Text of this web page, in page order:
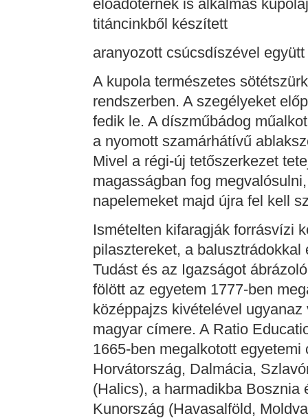
előadótérnek is alkalmas
titáncinkből készített
aranyozott csúcsdíszével
A kupola természetes
rendszerben. A szegélyeket
fedik le. A díszműbádog
a nyomott szamárhátívű
Mivel a régi-új tetőszerkezet
magasságban fog
napelemeket majd újra fel kell
Ismételten kifaragják forrásvízi
pilasztereket, a
Tudást és az Igazságot
fölött az egyetem 1777-ben
középpajzs kivételével
magyar címere. A Ratio
1665-ben megalkotott
Horvátország, Dalmácia,
(Halics), a harmadikba Bosznia
Kunország (Havasalföld,